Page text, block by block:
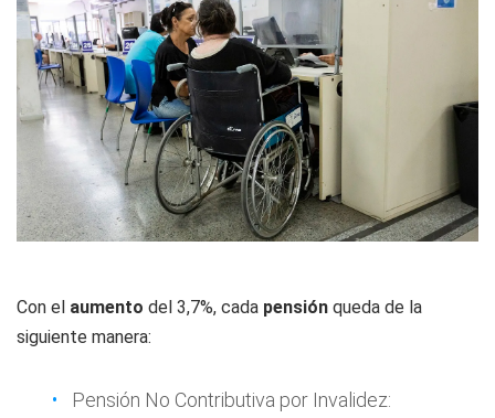
Con el aumento del 3,7%, cada pensión queda de la
siguiente manera:
Pensión No Contributiva por Invalidez: